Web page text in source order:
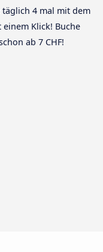
4 mal mit dem
Klick! Buche
ab 7 CHF!